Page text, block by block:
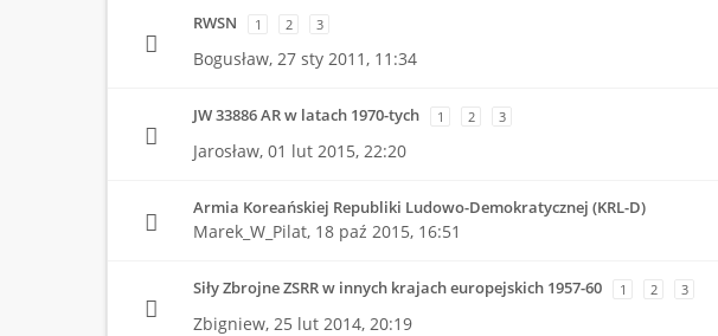
RWSN 1 2 3
Bogusław, 27 sty 2011, 11:34
JW 33886 AR w latach 1970-tych 1 2 3
Jarosław, 01 lut 2015, 22:20
Armia Koreańskiej Republiki Ludowo-Demokratycznej (KRL-D)
Marek_W_Pilat, 18 paź 2015, 16:51
Siły Zbrojne ZSRR w innych krajach europejskich 1957-60 1 2 3
Zbigniew, 25 lut 2014, 20:19